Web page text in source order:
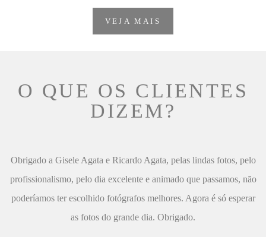
VEJA MAIS
O QUE OS CLIENTES
DIZEM?
Obrigado a Gisele Agata e Ricardo Agata, pelas lindas fotos, pelo
profissionalismo, pelo dia excelente e animado que passamos, não
poderíamos ter escolhido fotógrafos melhores. Agora é só esperar
as fotos do grande dia. Obrigado.